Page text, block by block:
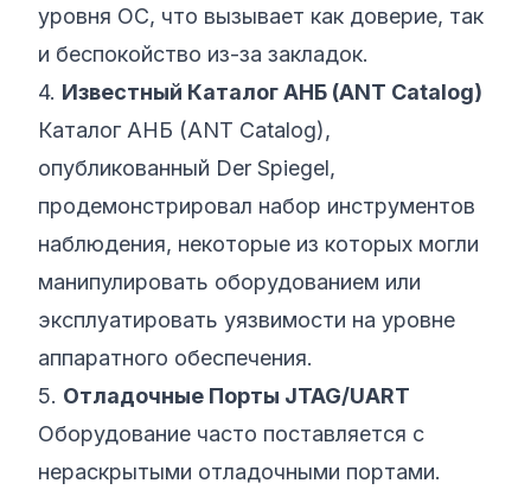
уровня ОС, что вызывает как доверие, так
и беспокойство из-за закладок.
4. Известный Каталог АНБ (ANT Catalog)
Каталог АНБ (ANT Catalog),
опубликованный Der Spiegel,
продемонстрировал набор инструментов
наблюдения, некоторые из которых могли
манипулировать оборудованием или
эксплуатировать уязвимости на уровне
аппаратного обеспечения.
5. Отладочные Порты JTAG/UART
Оборудование часто поставляется с
нераскрытыми отладочными портами.